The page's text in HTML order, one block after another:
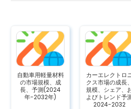
自動車用軽量材料
の市場規模、成
長、予測(2024
年-2032年)
カーエレクトロ
クス市場の成長、
規模、シェア、
よびトレンド予
2024-2032